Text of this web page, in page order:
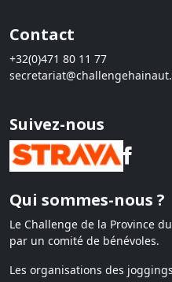
Contact
+32(0)471 80 11 77
Suivez-nous
Qui sommes-nous ?
Le Challenge de la Province
par un comité de bénévoles.
Les organisations des